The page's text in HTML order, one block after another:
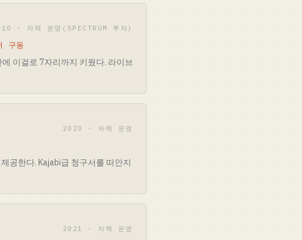
· 자력 운영(SPECTRUM 투자)
구동
이걸로 7자리까지 키웠다. 라이브
2020 · 자력 운영
공한다. Kajabi급 청구서를 떠안지
2021 · 자력 운영